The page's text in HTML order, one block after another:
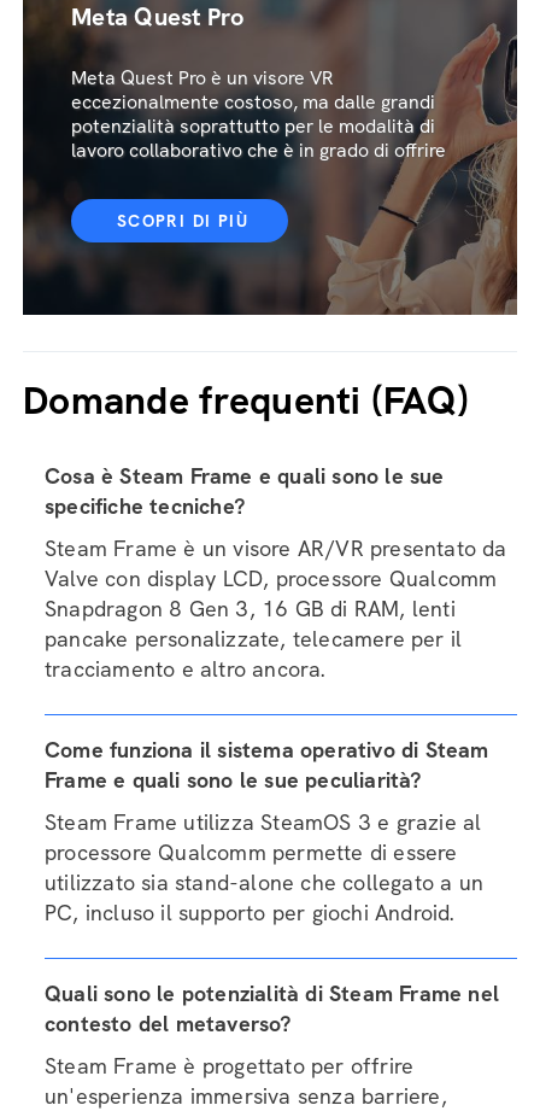
Meta Quest Pro
Meta Quest Pro è un visore VR
eccezionalmente costoso, ma dalle grandi
potenzialità soprattutto per le modalità di
lavoro collaborativo che è in grado di offrire
SCOPRI DI PIÙ
Domande frequenti (FAQ)
Cosa è Steam Frame e quali sono le sue
specifiche tecniche?
Steam Frame è un visore AR/VR presentato da
Valve con display LCD, processore Qualcomm
Snapdragon 8 Gen 3, 16 GB di RAM, lenti
pancake personalizzate, telecamere per il
tracciamento e altro ancora.
Come funziona il sistema operativo di Steam
Frame e quali sono le sue peculiarità?
Steam Frame utilizza SteamOS 3 e grazie al
processore Qualcomm permette di essere
utilizzato sia stand-alone che collegato a un
PC, incluso il supporto per giochi Android.
Quali sono le potenzialità di Steam Frame nel
contesto del metaverso?
Steam Frame è progettato per offrire
un'esperienza immersiva senza barriere,